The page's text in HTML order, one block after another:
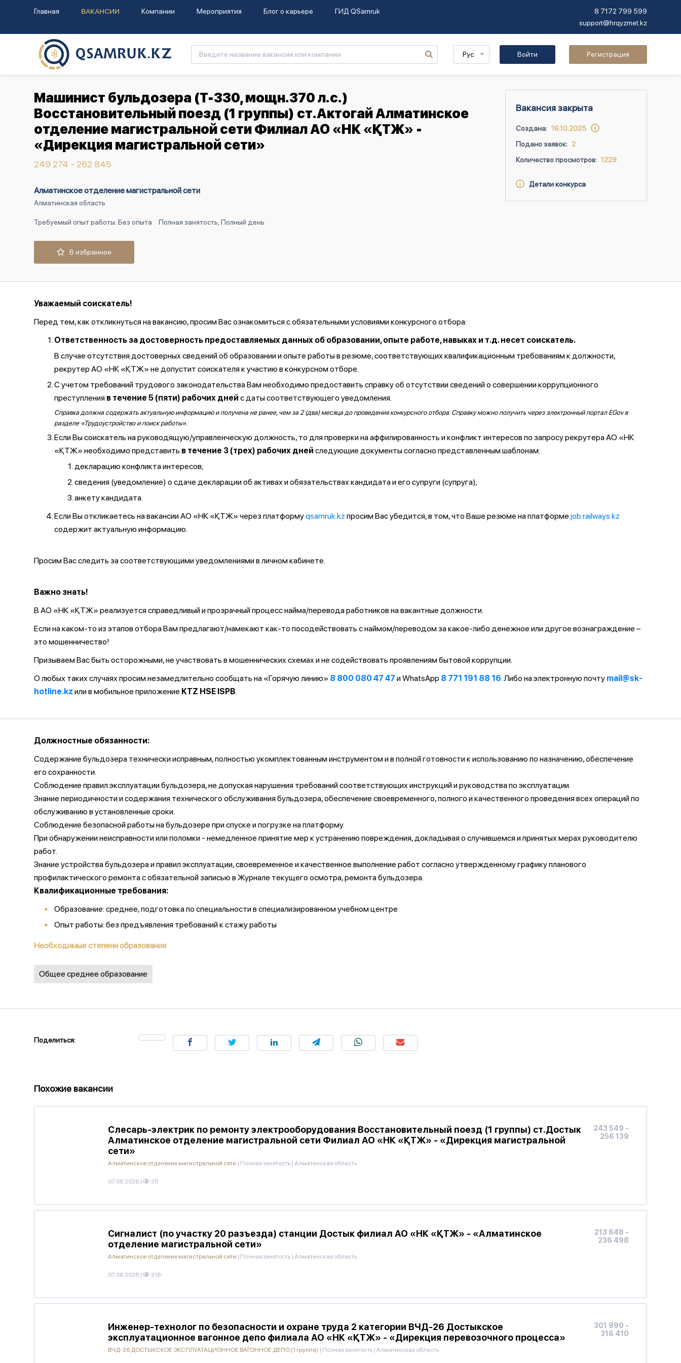
Главная ВАКАНСИИ Компании Мероприятия Блог о карьере ГИД QSamruk
8 7172 799 599
support@hrqyzmet.kz
Рус Войти Регистрация
Машинист бульдозера (Т-330, мощн.370 л.с.)
Восстановительный поезд (1 группы) ст.Актогай Алматинское
отделение магистральной сети Филиал АО «НК «ҚТЖ» -
«Дирекция магистральной сети»
249 274 - 262 845
Алматинское отделение магистральной сети
Алматинская область
Требуемый опыт работы: Без опыта Полная занятость, Полный день
Вакансия закрыта
Создана: 16.10.2025
Подано заявок: 2
Количество просмотров: 1229
Детали конкурса
В избранное
Уважаемый соискатель!
Перед тем, как откликнуться на вакансию, просим Вас ознакомиться с обязательными условиями конкурсного отбора:
Ответственность за достоверность предоставляемых данных об образовании, опыте работе, навыках и т.д. несет соискатель.
В случае отсутствия достоверных сведений об образовании и опыте работы в резюме, соответствующих квалификационным требованиям к должности,
рекрутер АО «НК «ҚТЖ» не допустит соискателя к участию в конкурсном отборе.
С учетом требований трудового законодательства Вам необходимо предоставить справку об отсутствии сведений о совершении коррупционного
преступления в течение 5 (пяти) рабочих дней с даты соответствующего уведомления.
Справка должна содержать актуальную информацию и получена не ранее, чем за 2 (два) месяца до проведения конкурсного отбора. Справку можно получить через электронный портал EGov в
разделе «Трудоустройство и поиск работы».
Если Вы соискатель на руководящую/управленческую должность, то для проверки на аффилированность и конфликт интересов по запросу рекрутера АО «НК
«ҚТЖ» необходимо представить в течение 3 (трех) рабочих дней следующие документы согласно представленным шаблонам:
декларацию конфликта интересов;
сведения (уведомление) о сдаче декларации об активах и обязательствах кандидата и его супруги (супруга);
анкету кандидата.
Если Вы откликаетесь на вакансии АО «НК «ҚТЖ» через платформуqsamruk.kz просим Вас убедится, в том, что Ваше резюме на платформе job.railways.kz
содержит актуальную информацию.
Просим Вас следить за соответствующими уведомлениями в личном кабинете.
Важно знать!
В АО «НК «ҚТЖ» реализуется справедливый и прозрачный процесс найма/перевода работников на вакантные должности.
Если на каком-то из этапов отбора Вам предлагают/намекают как-то посодействовать с наймом/переводом за какое-либо денежное или другое вознаграждение –
это мошенничество!
Призываем Вас быть осторожными, не участвовать в мошеннических схемах и не содействовать проявлениям бытовой коррупции.
О любых таких случаях просим незамедлительно сообщать на «Горячую линию» 8 800 080 47 47 и WhatsApp 8 771 191 88 16. Либо на электронную почту mail@sk-
hotline.kz или в мобильное приложение KTZ HSE ISPB.
Должностные обязанности:
Содержание бульдозера технически исправным, полностью укомплектованным инструментом и в полной готовности к использованию по назначению, обеспечение
его сохранности.
Соблюдение правил эксплуатации бульдозера, не допуская нарушения требований соответствующих инструкций и руководства по эксплуатации.
Знание периодичности и содержания технического обслуживания бульдозера, обеспечение своевременного, полного и качественного проведения всех операций по
обслуживанию в установленные сроки.
Соблюдение безопасной работы на бульдозере при спуске и погрузке на платформу.
При обнаружении неисправности или поломки - немедленное принятие мер к устранению повреждения, докладывая о случившемся и принятых мерах руководителю
работ.
Знание устройства бульдозера и правил эксплуатации, своевременное и качественное выполнение работ согласно утвержденному графику планового
профилактического ремонта с обязательной записью в Журнале текущего осмотра, ремонта бульдозера.
Квалификационные требования:
Образование: среднее, подготовка по специальности в специализированном учебном центре
Опыт работы: без предъявления требований к стажу работы
Необходимые степени образования
Общее среднее образование
Поделиться:
Похожие вакансии
Слесарь-электрик по ремонту электрооборудования Восстановительный поезд (1 группы) ст.Достык
Алматинское отделение магистральной сети Филиал АО «НК «ҚТЖ» - «Дирекция магистральной
сети»
Алматинское отделение магистральной сети | Полная занятость | Алматинская область
07.08.2026 | 35
243 549 -
256 139
Сигналист (по участку 20 разъезда) станции Достык филиал АО «НК «ҚТЖ» - «Алматинское
отделение магистральной сети»
Алматинское отделение магистральной сети | Полная занятость | Алматинская область
07.08.2026 | 316
213 648 -
236 498
Инженер-технолог по безопасности и охране труда 2 категории ВЧД-26 Достыкское
эксплуатационное вагонное депо филиала АО «НК «ҚТЖ» - «Дирекция перевозочного процесса»
ВЧД-26 ДОСТЫКСКОЕ ЭКСПЛУАТАЦИОННОЕ ВАГОННОЕ ДЕПО (1 группа) | Полная занятость | Алматинская область
301 990 -
316 410